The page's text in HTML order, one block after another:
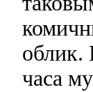
облик.
часа